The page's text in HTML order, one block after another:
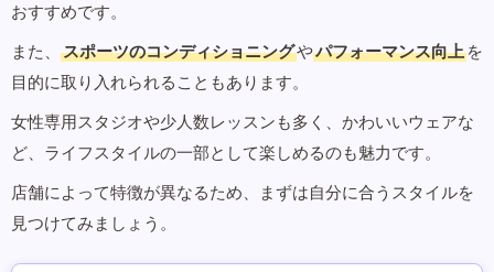
おすすめです。
また、
スポーツのコンディショニングやパフォーマンス向上 を
目的に取り入れられることもあります。
女性専用スタジオや少人数レッスンも多く、かわいいウェアな
ど、ライフスタイルの一部として楽しめるのも魅力です。
店舗によって特徴が異なるため、まずは自分に合うスタイルを
見つけてみましょう。